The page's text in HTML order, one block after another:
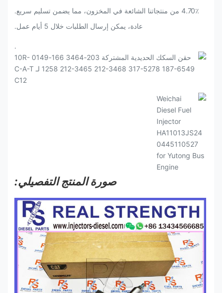
4.70٪ من منتجاتنا الشائعة في المخزون، مما يضمن تسليم سريع.
عادة، يمكن إرسال الطلبات خلال 5 أيام عمل.
.
صورة المنتج التفصيلي: